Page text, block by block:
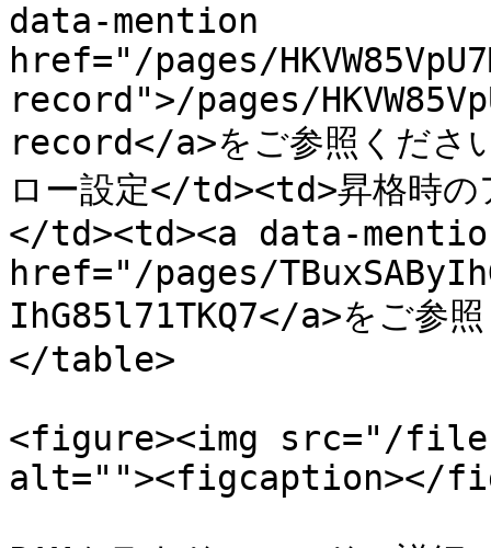
data-mention
href="/pages/
record">/pages/
record</a>をご参照くだ
ロー設定</td><td>昇格時
</td><td><a data-
href="/pages/
IhG85l71TKQ7</a>をご
</table>
<figure><img src="/files/
alt=""><figcaption></